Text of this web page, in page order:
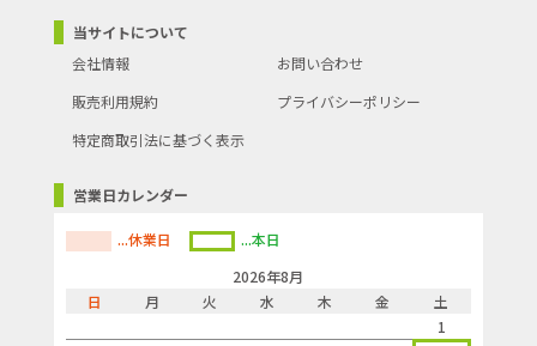
当サイトについて
会社情報
お問い合わせ
販売利用規約
プライバシーポリシー
特定商取引法に基づく表示
営業日カレンダー
...休業日
...本日
2026年8月
日
月 火 水 木 金
土
1